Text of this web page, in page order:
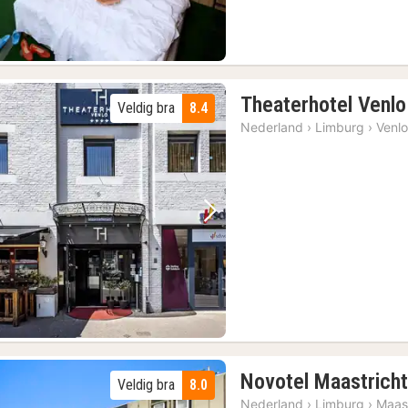
Forrige bilde Neste bilde
8.4
Veldig bra Theaterhotel Venlo
Nederland › Limburg › Venlo
8.0
Veldig bra Novotel Maastricht
Nederland › Limburg ›